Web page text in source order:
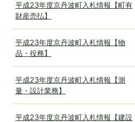
平成23年度京丹波町入札情報【町有
財産売払】
平成23年度京丹波町入札情報【物
品・役務】
平成23年度京丹波町入札情報【測
量・設計業務】
平成23年度京丹波町入札情報【建設